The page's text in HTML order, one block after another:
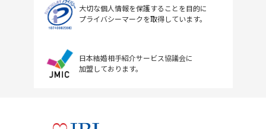
大切な個人情報を保護することを目的に
プライバシーマークを取得しています。
日本結婚相手紹介サービス協議会に
加盟しております。